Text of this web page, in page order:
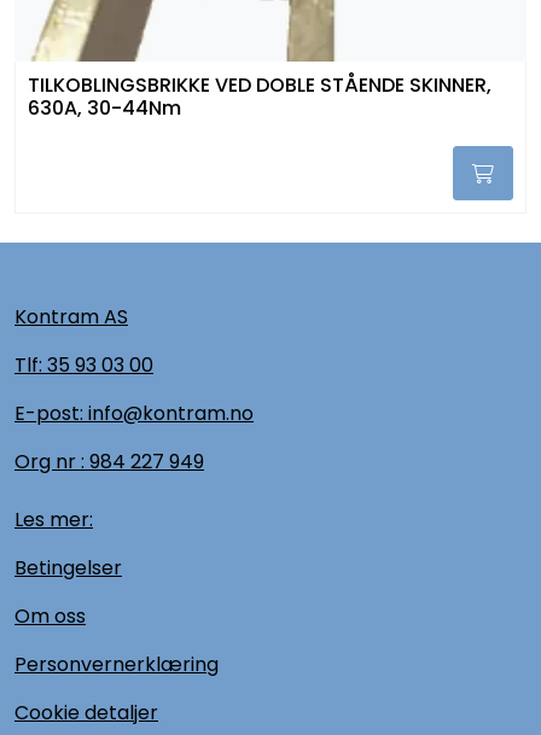
TILKOBLINGSBRIKKE VED DOBLE STÅENDE SKINNER,
630A, 30-44Nm
Kontram AS
Tlf: 35 93 03 00
E-post: info@kontram.no
Org nr : 984 227 949
Les mer:
Betingelser
Om oss
Personvernerklæring
Cookie detaljer